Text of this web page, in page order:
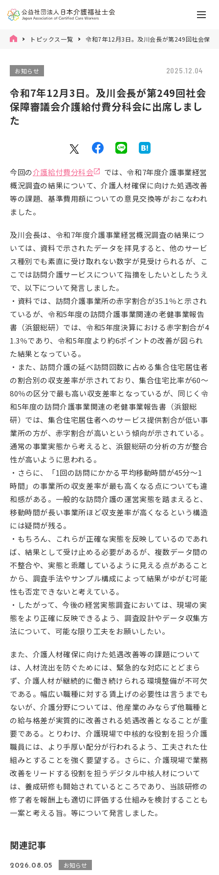
トピックス一覧 令和7年12月3日。及川会長が第249回社会保
お知らせ 2025.12.04
令和7年12月3日。及川会長が第249回社会
保障審議会介護給付費分科会に出席しまし
た
今回の介護給付費分科会
では、令和7年度介護事業経営
概況調査の結果について、介護人材確保に向けた処遇改善
等の課題、基準費用額についての意見交換等がおこなわれ
ました。
及川会長は、令和7年度介護事業経営概況調査の結果につ
いては、資料で示されたデータを拝見すると、他のサービ
ス種別でも素直に受け取れない数字が見受けられるが、こ
こでは訪問介護サービスについて指摘をしたいとしたうえ
で、以下について発言しました。
・資料では、訪問介護事業所の赤字割合が35.1％と示され
ているが、令和5年度の訪問介護事業関連の老健事業報告
書（浜銀総研）では、令和5年度決算における赤字割合が4
1.3％であり、令和5年度より約6ポイントの改善が図られ
た結果となっている。
・また、訪問介護の延べ訪問回数に占める集合住宅居住者
の割合別の収支差率が示されており、集合住宅比率が60～
80％の区分で最も高い収支差率となっているが、同じく令
和5年度の訪問介護事業関連の老健事業報告書（浜銀総
研）では、集合住宅居住者へのサービス提供割合が低い事
業所の方が、赤字割合が高いという傾向が示されている。
通常の事業実態から考えると、浜銀総研の分析の方が整合
性が高いように思われる。
・さらに、「1回の訪問にかかる平均移動時間が45分～1
時間」の事業所の収支差率が最も高くなる点についても違
和感がある。一般的な訪問介護の運営実態を踏まえると、
移動時間が長い事業所ほど収支差率が高くなるという構造
には疑問が残る。
・もちろん、これらが正確な実態を反映しているのであれ
ば、結果として受け止める必要があるが、複数データ間の
不整合や、実態と乖離しているように見える点があること
から、調査手法やサンプル構成によって結果がゆがむ可能
性も否定できないと考えている。
・したがって、今後の経営実態調査においては、現場の実
態をより正確に反映できるよう、調査設計やデータ収集方
法について、可能な限り工夫をお願いしたい。
また、介護人材確保に向けた処遇改善等の課題について
は、人材流出を防ぐためには、緊急的な対応にとどまら
ず、介護人材が継続的に働き続けられる環境整備が不可欠
である。幅広い職種に対する賃上げの必要性は言うまでも
ないが、介護分野については、他産業のみならず他職種と
の給与格差が実質的に改善される処遇改善となることが重
要である。とりわけ、介護現場で中核的な役割を担う介護
職員には、より手厚い配分が行われるよう、工夫された仕
組みとすることを強く要望する。さらに、介護現場で業務
改善をリードする役割を担うデジタル中核人材について
は、養成研修も開始されているところであり、当該研修の
修了者を報酬上も適切に評価する仕組みを検討することも
一案と考える旨。等について発言しました。
関連記事
2026.08.05 お知らせ